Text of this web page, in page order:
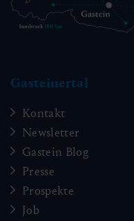
Gasteinertal
Kontakt
Newsletter
Gastein Blog
Presse
Prospekte
Job